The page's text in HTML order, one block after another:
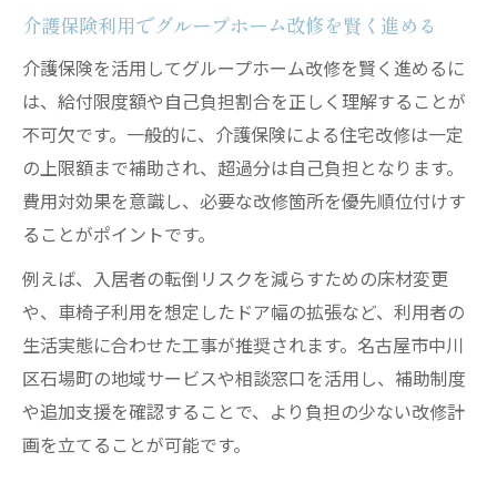
介護保険利用でグループホーム改修を賢く進める
介護保険を活用してグループホーム改修を賢く進めるに
は、給付限度額や自己負担割合を正しく理解することが
不可欠です。一般的に、介護保険による住宅改修は一定
の上限額まで補助され、超過分は自己負担となります。
費用対効果を意識し、必要な改修箇所を優先順位付けす
ることがポイントです。
例えば、入居者の転倒リスクを減らすための床材変更
や、車椅子利用を想定したドア幅の拡張など、利用者の
生活実態に合わせた工事が推奨されます。名古屋市中川
区石場町の地域サービスや相談窓口を活用し、補助制度
や追加支援を確認することで、より負担の少ない改修計
画を立てることが可能です。